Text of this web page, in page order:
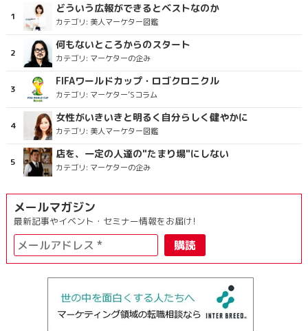
どういう広報ができるとベストなのか
カテゴリ: 美人マーケター図鑑
何もないところからのスタート
カテゴリ: マーケターの企み
FIFAワールドカップ・ロゴクロニクル
カテゴリ: マーケター’Sコラム
女性がいきいきと明るく自分らしく健やかに
カテゴリ: 美人マーケター図鑑
店を、一定の人達の"たまり場"にしない
カテゴリ: マーケターの企み
メールマガジン
最新記事やイベント・セミナー情報をお届け!